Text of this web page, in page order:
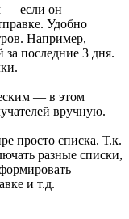
— если он
Удобно
Например,
за последние 3 дня.
— в этом
вручную.
просто списка. Т.к.
разные списки,
и т.д.